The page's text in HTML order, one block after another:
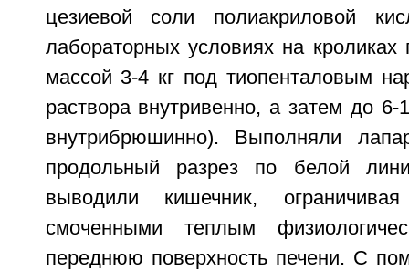
цезиевой соли полиакриловой
лабораторных условиях на
массой 3-4 кг под тиопенталовым
раствора внутривенно, а затем до
внутрибрюшинно). Выполняли
продольный разрез по белой
выводили кишечник,
смоченными теплым
переднюю поверхность печени. С